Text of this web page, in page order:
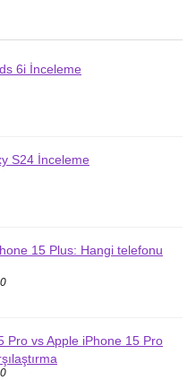
6i İnceleme
S24 İnceleme
15 Plus: Hangi telefonu
0
Pro vs Apple iPhone 15 Pro
0